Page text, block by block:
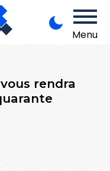
Menu
rendra